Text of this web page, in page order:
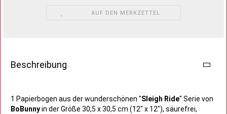
AUF DEN MERKZETTEL
Beschreibung
1 Papierbogen aus der wunderschönen "Sleigh Ride" Serie von
BoBunnyin der Größe 30,5 x 30,5 cm (12" x 12"), säurefrei,